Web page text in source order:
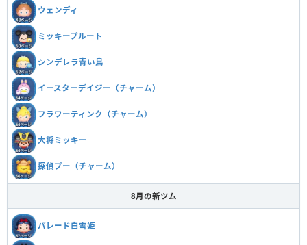
ウェンディ
ミッキープルート
シンデレラ青い鳥
イースターデイジー（チャーム）
フラワーティンク（チャーム）
大将ミッキー
探偵プー（チャーム）
8月の新ツム
パレード白雪姫